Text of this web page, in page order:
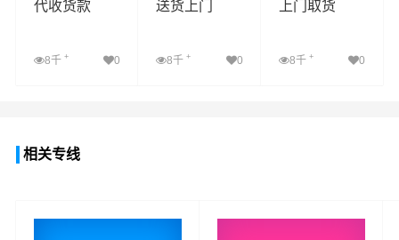
代收货款
8千 + 0
送货上门
8千+ 0
上门取货
8千 + 0
相关专线